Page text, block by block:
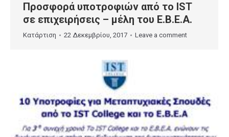
Προσφορά υποτροφιών από το IST
σε επιχειρήσεις – μέλη του Ε.Β.Ε.Α.
Κατάρτιση 22 Δεκεμβρίου, 2017 Leave a comment